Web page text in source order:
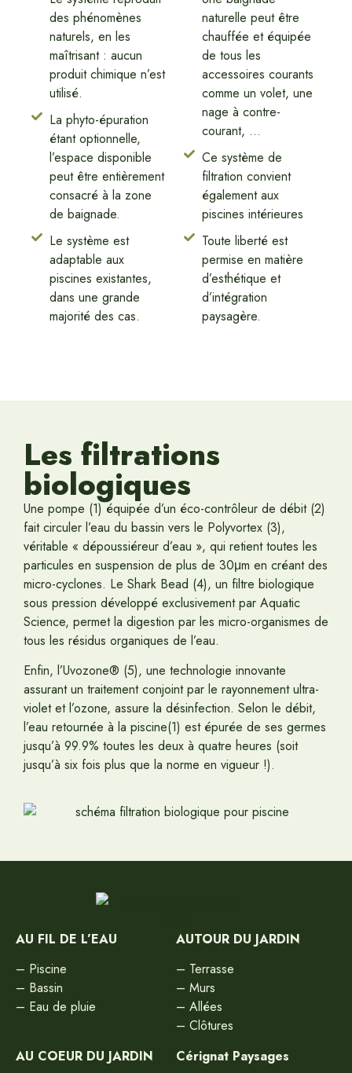
des phénomènes
naturels, en les
maîtrisant : aucun
produit chimique n’est
utilisé.
La phyto-épuration
étant optionnelle,
l’espace disponible
peut être entièrement
consacré à la zone
de baignade.
Le système est
adaptable aux
piscines existantes,
dans une grande
majorité des cas.
naturelle peut être
chauffée et équipée
de tous les
accessoires courants
comme un volet, une
nage à contre-
courant, ...
Ce système de
filtration convient
également aux
piscines intérieures
Toute liberté est
permise en matière
d’esthétique et
d’intégration
paysagère.
Les filtrations
biologiques
Une pompe (1) équipée d’un éco-contrôleur de débit (2)
fait circuler l’eau du bassin vers le Polyvortex (3),
véritable « dépoussiéreur d’eau », qui retient toutes les
particules en suspension de plus de 30μm en créant des
micro-cyclones. Le Shark Bead (4), un filtre biologique
sous pression développé exclusivement par Aquatic
Science, permet la digestion par les micro-organismes de
tous les résidus organiques de l’eau.
Enfin, l’Uvozone® (5), une technologie innovante
assurant un traitement conjoint par le rayonnement ultra-
violet et l’ozone, assure la désinfection. Selon le débit,
l’eau retournée à la piscine(1) est épurée de ses germes
jusqu’à 99.9% toutes les deux à quatre heures (soit
jusqu’à six fois plus que la norme en vigueur !).
AU FIL DE L’EAU
– Piscine
– Bassin
– Eau de pluie
AUTOUR DU JARDIN
– Terrasse
– Murs
– Allées
– Clôtures
AU COEUR DU JARDIN
Cérignat Paysages